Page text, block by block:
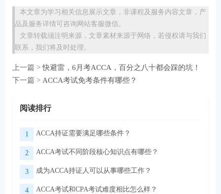
本文章为学习相关信息展示文章，非课程及服务内容文章，产
品及服务详情可咨询网站客服微信。
文章转载须注明来源，文章素材来源于网络，若侵权请与我们
联系，我们将及时处理。
上一篇 > 快避雷，6月考ACCA，百分之八十都会踩的坑！
下一篇 > ACCA考试免考条件有哪些？
阅读排行
1 ACCA持证需要满足哪些条件？
2 ACCA考试不同阶段核心知识点有哪些？
3 成为ACCA持证人可以从事哪些工作？
4 ACCA考试和CPA考试难度相比怎么样？